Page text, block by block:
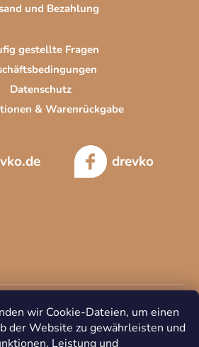
wir Cookie-Dateien, um einen
der Website zu gewährleisten und
Leistung und
und Bezahlung
gestellte Fragen
Datenschutz
& Warenrückgabe
drevko